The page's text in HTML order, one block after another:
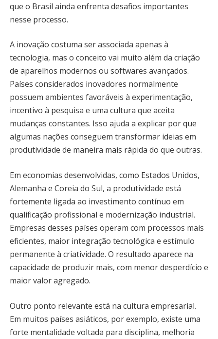
que o Brasil ainda enfrenta desafios importantes
nesse processo.
A inovação costuma ser associada apenas à
tecnologia, mas o conceito vai muito além da criação
de aparelhos modernos ou softwares avançados.
Países considerados inovadores normalmente
possuem ambientes favoráveis à experimentação,
incentivo à pesquisa e uma cultura que aceita
mudanças constantes. Isso ajuda a explicar por que
algumas nações conseguem transformar ideias em
produtividade de maneira mais rápida do que outras.
Em economias desenvolvidas, como Estados Unidos,
Alemanha e Coreia do Sul, a produtividade está
fortemente ligada ao investimento contínuo em
qualificação profissional e modernização industrial.
Empresas desses países operam com processos mais
eficientes, maior integração tecnológica e estímulo
permanente à criatividade. O resultado aparece na
capacidade de produzir mais, com menor desperdício e
maior valor agregado.
Outro ponto relevante está na cultura empresarial.
Em muitos países asiáticos, por exemplo, existe uma
forte mentalidade voltada para disciplina, melhoria